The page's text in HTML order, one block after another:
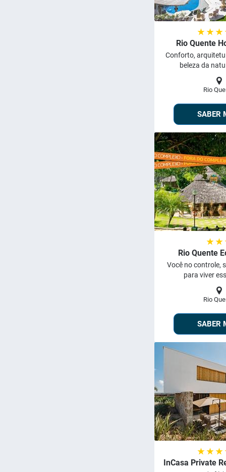
★ ★ ★
Rio Quente
Conforto,
beleza da
Rio
SABER
★ ★
Rio Quente
Você no controle,
para viver
Rio
SABER
★ ★ ★
InCasa Private